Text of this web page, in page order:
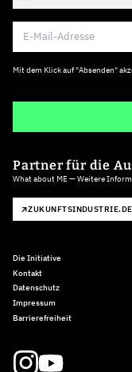
Mit dem Klick auf "Absenden"
Partner für die
What about ME — Weitere
ZUKUNFTSINDUSTRIE.DE
Die Initiative
Kontakt
Datenschutz
Impressum
Barrierefreiheit